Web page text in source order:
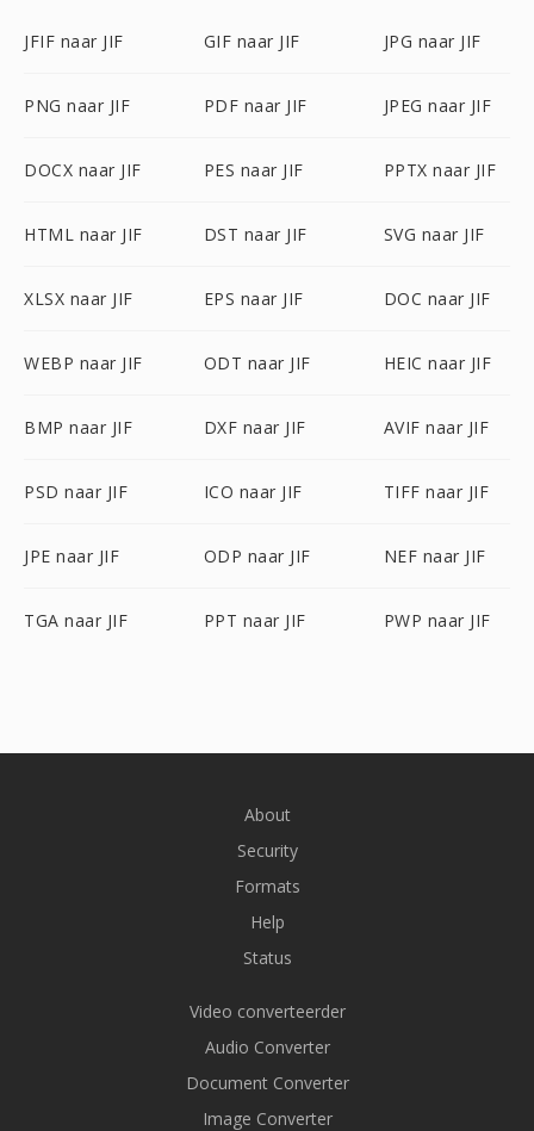
JFIF naar JIF GIF naar JIF JPG naar JIF
PNG naar JIF PDF naar JIF JPEG naar JIF
DOCX naar JIF PES naar JIF PPTX naar JIF
HTML naar JIF DST naar JIF SVG naar JIF
XLSX naar JIF EPS naar JIF DOC naar JIF
WEBP naar JIF ODT naar JIF HEIC naar JIF
BMP naar JIF DXF naar JIF AVIF naar JIF
PSD naar JIF ICO naar JIF TIFF naar JIF
JPE naar JIF ODP naar JIF NEF naar JIF
TGA naar JIF PPT naar JIF PWP naar JIF
About
Security
Formats
Help
Status
Video converteerder
Audio Converter
Document Converter
Image Converter